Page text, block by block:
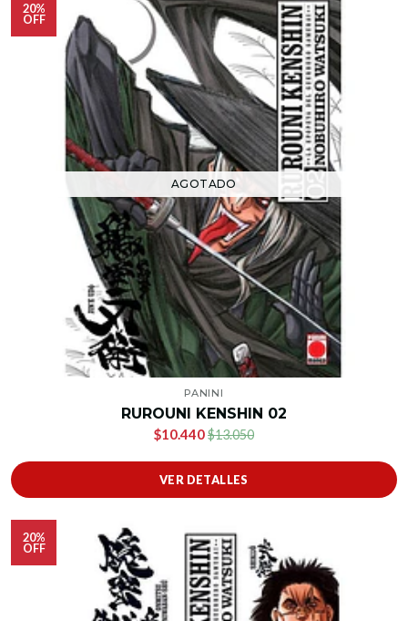
20%
OFF
AGOTADO
PANINI
RUROUNI KENSHIN 02
$10.440$13.050
VER DETALLES
20%
OFF